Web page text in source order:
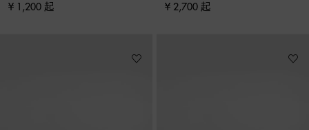
¥ 1,200 起
¥ 2,700 起